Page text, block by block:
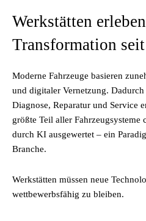
Werkstätten
Transformation
Moderne Fahrzeuge basieren
und digitaler Vernetzung.
Diagnose, Reparatur und Service
größte Teil aller Fahrzeugsysteme
durch KI ausgewertet – ein
Branche.
Werkstätten müssen neue
wettbewerbsfähig zu bleiben.